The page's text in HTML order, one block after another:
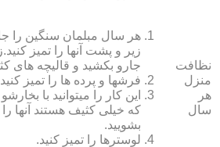
نظافت
منزل
هر
سال
هر سال مبلمان سنگین را
زیر و پشت آنها را تمیز
جارو بکشید و قالیچه‏ های
فرش‏ها و پرده ‏ها را تمیز
این کار را می‏توانید با
که خیلی کثیف هستند آنها را
بشویید.
لوسترها را تمیز کنید.